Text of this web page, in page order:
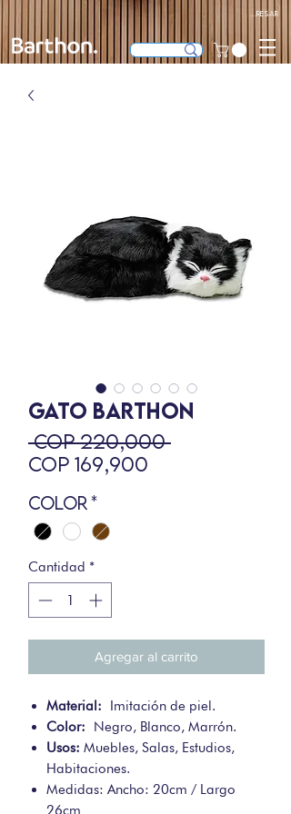
Ingresar
GATO BARTHON
COP 220,000 Precio
COP 169,900
Color *
Cantidad *
Agregar al carrito
Material: Imitación de piel.
Color: Negro, Blanco, Marrón.
Usos: Muebles, Salas, Estudios,
Habitaciones.
Medidas: Ancho: 20cm / Largo
26cm